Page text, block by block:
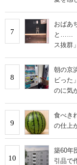
7
おばあ
と……
ス抜群」
8
朝の京
ビった
のに気
9
食べき
の仕上
10
築60年
引品で